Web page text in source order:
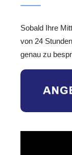
Sobald Ihre
von 24
genau zu